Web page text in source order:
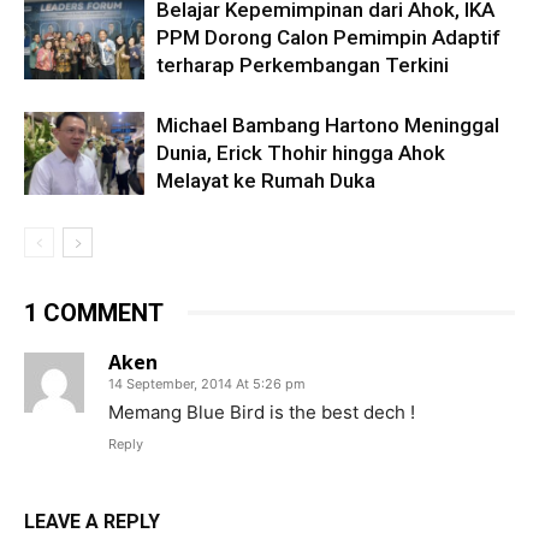
Belajar Kepemimpinan dari Ahok, IKA
PPM Dorong Calon Pemimpin Adaptif
terharap Perkembangan Terkini
Michael Bambang Hartono Meninggal
Dunia, Erick Thohir hingga Ahok
Melayat ke Rumah Duka
1 COMMENT
Aken
14 September, 2014 At 5:26 pm
Memang Blue Bird is the best dech !
Reply
LEAVE A REPLY